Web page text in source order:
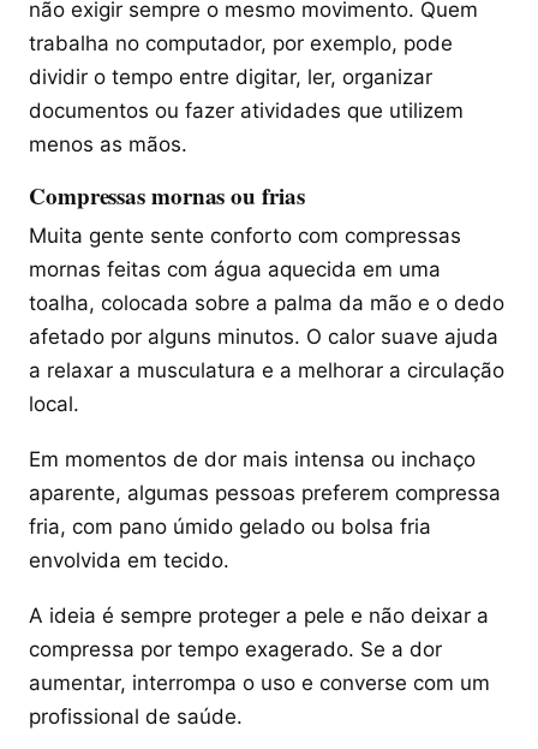
não exigir sempre o mesmo movimento. Quem
trabalha no computador, por exemplo, pode
dividir o tempo entre digitar, ler, organizar
documentos ou fazer atividades que utilizem
menos as mãos.
Compressas mornas ou frias
Muita gente sente conforto com compressas
mornas feitas com água aquecida em uma
toalha, colocada sobre a palma da mão e o dedo
afetado por alguns minutos. O calor suave ajuda
a relaxar a musculatura e a melhorar a circulação
local.
Em momentos de dor mais intensa ou inchaço
aparente, algumas pessoas preferem compressa
fria, com pano úmido gelado ou bolsa fria
envolvida em tecido.
A ideia é sempre proteger a pele e não deixar a
compressa por tempo exagerado. Se a dor
aumentar, interrompa o uso e converse com um
profissional de saúde.